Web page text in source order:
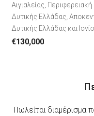
Αιγιαλείας,
Δυτικής Ελλάδας,
Δυτικής Ελλάδας και
€130,000
Πωλείται διαμέρισμα